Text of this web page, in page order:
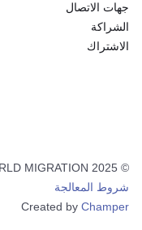
جهات الاتصال
الشراكة
الاشتراك
© 2025 ONE WORLD MIGRATION
شروط المعالجة
Created by Champer